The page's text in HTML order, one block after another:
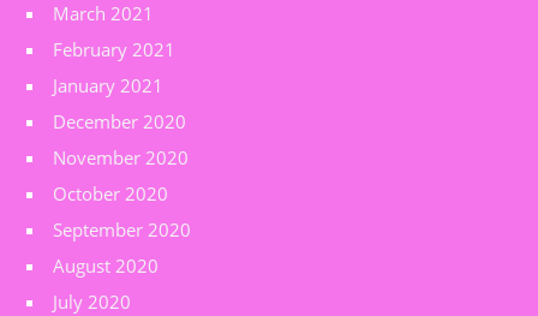
March 2021
February 2021
January 2021
December 2020
November 2020
October 2020
September 2020
August 2020
July 2020